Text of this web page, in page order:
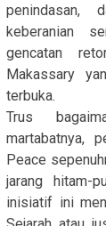
penindasan,
keberanian
gencatan
Makassary
terbuka.
Trus
martabatnya,
Peace
jarang hitam-
inisiatif ini